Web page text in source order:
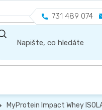
731 489 074
MyProtein Impact Whey